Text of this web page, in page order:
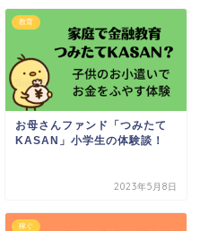
教育
お母さんファンド「つみたて
KASAN」小学生の体験談！
2023年5月8日
稼ぐ